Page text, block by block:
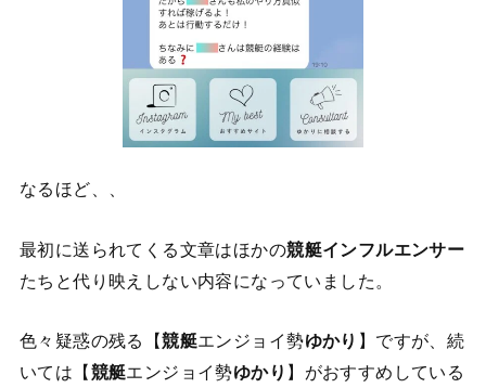
なるほど、、
最初に送られてくる文章はほかの競艇インフルエンサー
たちと代り映えしない内容になっていました。
色々疑惑の残る【競艇エンジョイ勢ゆかり 】ですが、続
いては【競艇エンジョイ勢ゆかり 】がおすすめしている